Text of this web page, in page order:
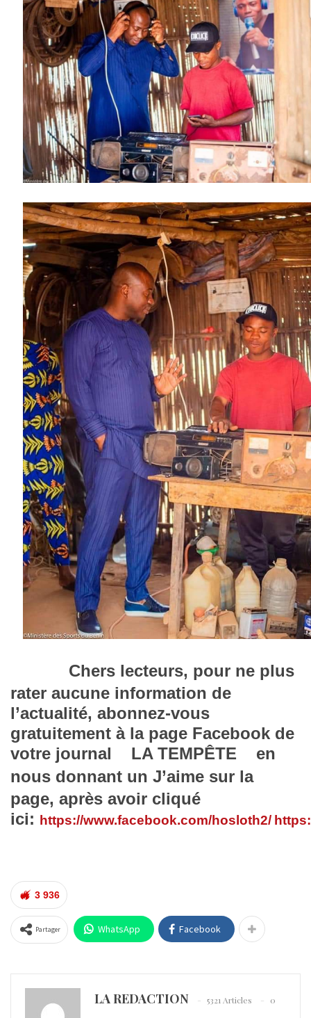
Chers lecteurs, pour ne plus
rater aucune information de
l’actualité, abonnez-vous
gratuitement à la page Facebook de
votre journal LA TEMPÊTE en
nous donnant un J’aime sur la
page, après avoir cliqué
ici: https://www.facebook.com/hosloth2/
3 936
Partager WhatsApp Facebook
LA REDACTION 5321 Articles
0